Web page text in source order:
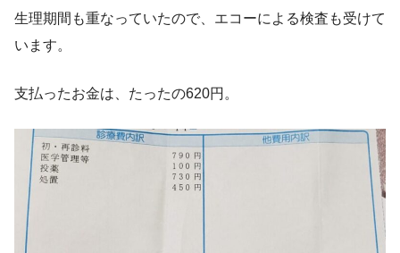
生理期間も重なっていたので、エコーによる検査も受けて
います。
支払ったお金は、たったの620円。